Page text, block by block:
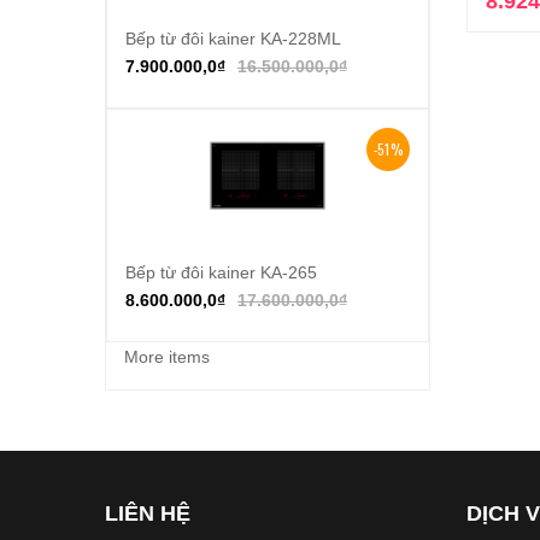
Thêm vào giỏ hàng
Bếp từ đôi kainer KA-228ML
16.500.000,0₫
7.900.000,0₫
-51%
Thêm vào giỏ hàng
Bếp từ đôi kainer KA-265
17.600.000,0₫
8.600.000,0₫
More items
LIÊN HỆ DỊCH